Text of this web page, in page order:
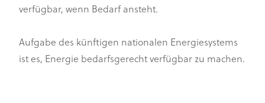
verfügbar, wenn Bedarf ansteht.
Aufgabe des künftigen nationalen Energiesystems
ist es, Energie bedarfsgerecht verfügbar zu machen.